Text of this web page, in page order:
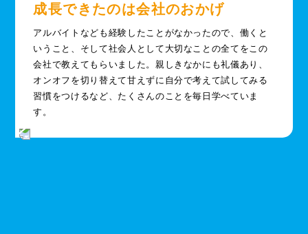
成長できたのは会社のおかげ
アルバイトなども経験したことがなかったので、働くと
いうこと、そして社会人として大切なことの全てをこの
会社で教えてもらいました。親しきなかにも礼儀あり、
オンオフを切り替えて甘えずに自分で考えて試してみる
習慣をつけるなど、たくさんのことを毎日学べていま
す。